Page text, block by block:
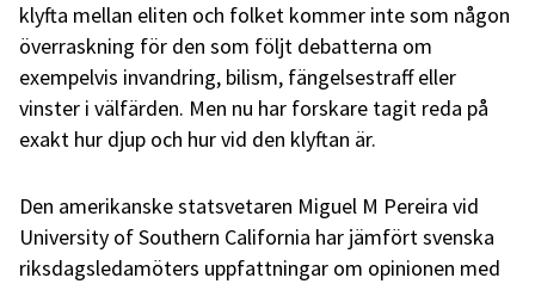
klyfta mellan eliten och folket kommer inte som någon
överraskning för den som följt debatterna om
exempelvis invandring, bilism, fängelsestraff eller
vinster i välfärden. Men nu har forskare tagit reda på
exakt hur djup och hur vid den klyftan är.
Den amerikanske statsvetaren Miguel M Pereira vid
University of Southern California har jämfört svenska
riksdagsledamöters uppfattningar om opinionen med